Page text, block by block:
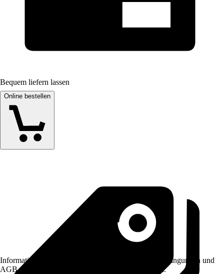
Bequem liefern lassen
Online bestellen
Informationen des Verkäufers, wie z. B. Rückgabebedingungen und
AGB, finden Sie bei Klick auf den Verkäufernamen.